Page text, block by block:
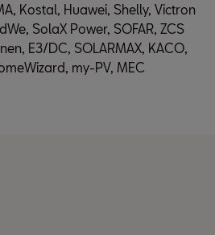
Kostal, Huawei, Shelly, Victron
SolaX Power, SOFAR, ZCS
E3/DC, SOLARMAX, KACO,
my-PV, MEC